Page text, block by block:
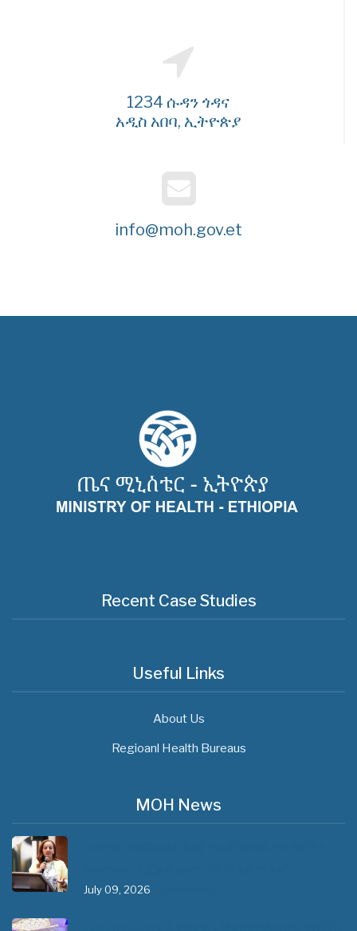
1234 ሱዳን ጎዳና
አዲስ አበባ, ኢትዮጵያ
info@moh.gov.et
Recent Case Studies
Useful Links
About Us
Regioanl Health Bureaus
MOH News
July 09, 2026